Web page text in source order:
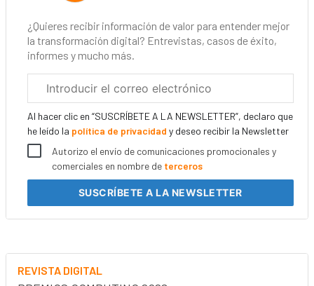
¿Quieres recibir información de valor para entender mejor
la transformación digital? Entrevistas, casos de éxito,
informes y mucho más.
electrónico
Al hacer clic en “SUSCRÍBETE A LA NEWSLETTER”, declaro que
he leído la política de privacidad y deseo recibir la Newsletter
Autorizo el envío de comunicaciones promocionales y
comerciales en nombre de terceros
SUSCRÍBETEA LA NEWSLETTER
REVISTA DIGITAL